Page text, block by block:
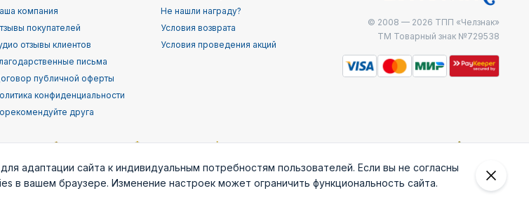
компания
покупателей
отзывы клиентов
письма
публичной оферты
конфиденциальности
друга
Не нашли награду?
Условия возврата
Условия проведения акций
© 2008 — 2026 ТПП «Челзнак»
ТМ Товарный знак №729538
ВВС (ВКС) РФ
Пограничные
Служба внешней
Железнодоржные
Министерство
МЧС России
адаптации сайта к индивидуальным потребностям пользователей. Если вы не согласны
в вашем браузере. Изменение настроек может ограничить функциональность сайта.